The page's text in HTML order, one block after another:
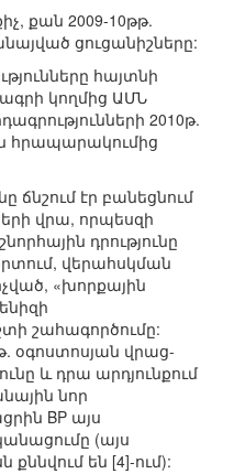
քան 2009-10թթ.
ցուցանիշները:
հայտնի
կողմից ԱՄՆ
2010թ.
հրապարակումից
ճնշում էր բանեցնում
վրա, որպեսզի
դրությունը
վերահսկման
«խորքային
շահագործումը:
օգոստոսյան վրաց-
և դրա արդյունքում
նոր
BP այս
(այս
են [4]-ում):